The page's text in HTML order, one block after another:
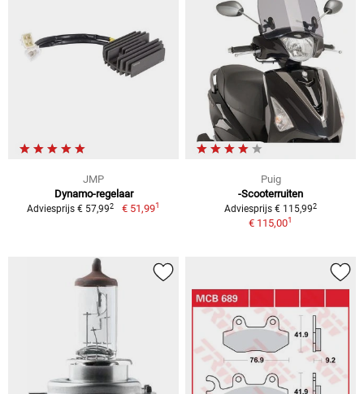
JMP
Dynamo-regelaar
Adviesprijs € 57,992 € 51,991
Puig
-Scooterruiten
Adviesprijs € 115,992
€ 115,001